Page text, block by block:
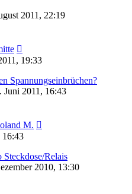
2011, 22:19
19:33
Spannungseinbrüchen?
Juni 2011, 16:43
M.
16:43
Relais
2010, 13:30